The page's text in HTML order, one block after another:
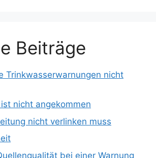
Beiträge
Trinkwasserwarnungen nicht
nicht angekommen
nicht verlinken muss
bei einer Warnung